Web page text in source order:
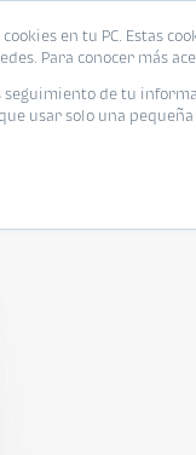
en tu PC. Estas
Para conocer más
seguimiento de tu
usar solo una
Viviendas